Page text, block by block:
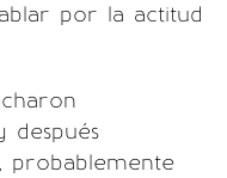
por la actitud
después
probablemente